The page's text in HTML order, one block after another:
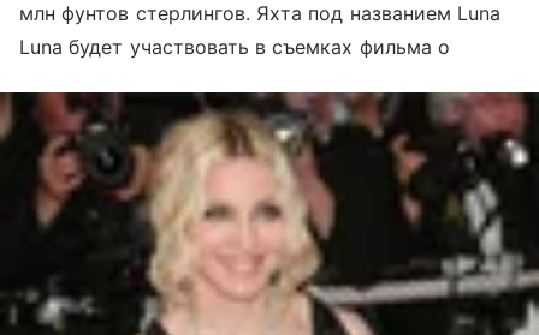
млн фунтов стерлингов. Яхта под названием Luna
Luna будет участвовать в съемках фильма о